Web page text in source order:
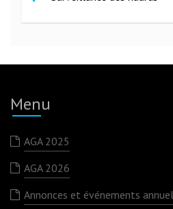
Menu
AGA 2025
AGA 2026
Annonces et événements